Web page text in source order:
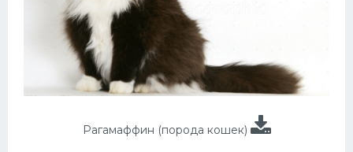
Рагамаффин (порода кошек)